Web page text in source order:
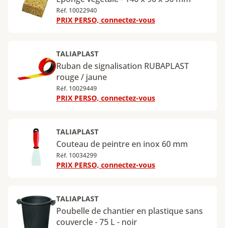
Réf. 10022940
PRIX PERSO, connectez-vous
TALIAPLAST
Ruban de signalisation RUBAPLAST
rouge / jaune
Réf. 10029449
PRIX PERSO, connectez-vous
TALIAPLAST
Couteau de peintre en inox 60 mm
Réf. 10034299
PRIX PERSO, connectez-vous
TALIAPLAST
Poubelle de chantier en plastique sans
couvercle - 75 L - noir